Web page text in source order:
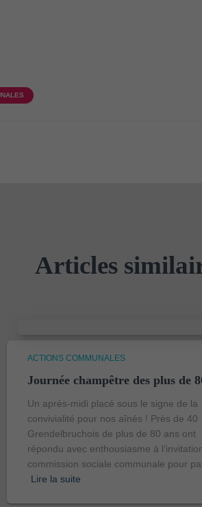
Articles
ACTIONS COMMUNALES
Journée champêtre des plus de
Un après-midi placé sous le signe de la
convivialité pour nos aînés ! Près de 40
Grendelbruchois de plus de 80 ans ont
répondu avec enthousiasme à
commission sociale communale pour
Lire la suite